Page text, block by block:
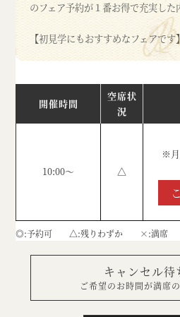
のフェア予約が１番お得で充実した
【初見学にもおすすめなフェアです
開催時間
空席状
況
10:00～ △
※
◎ 予約可 △ 残りわずか × 満席
キャンセル待
ご希望のお時間が満席